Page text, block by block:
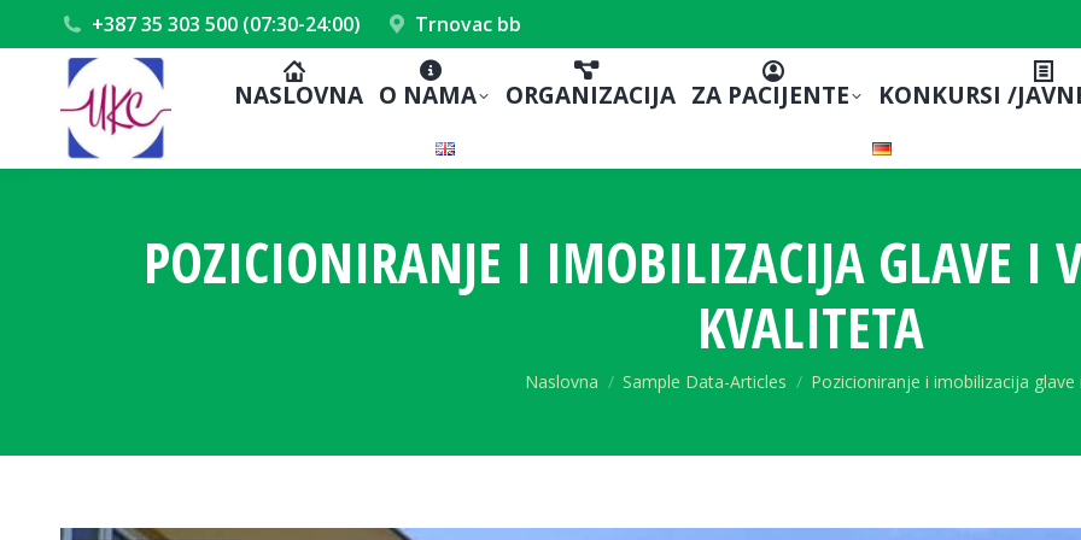
+387 35 303 500 (07:30-24:00) Trnovac bb
NASLOVNA O NAMA ORGANIZACIJA ZA PACIJENTE KONKURSI /
POZICIONIRANJE I IMOBILIZACIJA GLAVE I
KVALITETA
You are here:
Naslovna Sample Data-Articles Pozicioniranje i imobilizacija glave